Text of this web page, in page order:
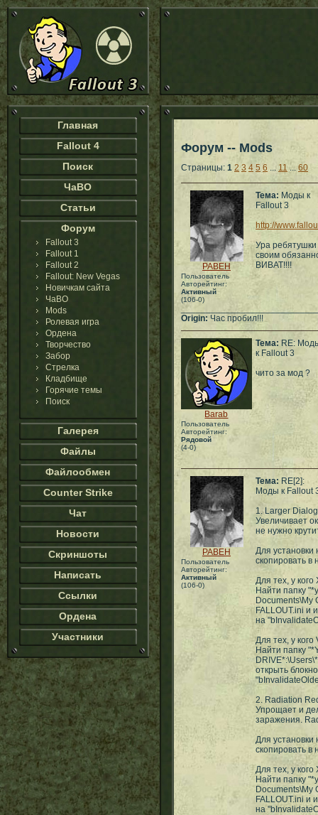
Главная
Fallout 4
Поиск
ЧаВО
Статьи
Форум
Fallout 3
Fallout 1
Fallout 2
Fallout: New Vegas
Новичкам сайта
ЧаВО
Mods
Ролевая игра
Ордена
Творчество
Забор
Стрелка
Кладбище
Горячие темы
Поиск
Галерея
Файлы
Файлообмен
Counter Strike
Чат
Новости
Скриншоты
Написать
Ссылки
Ордена
Участники
Форум -- Mods
Страницы: 1 2 3 4 5 6 ... 11 ...60
PABEH
Пользователь
Авторейтинг:
Активный
(106-0)
Тема: Моды к
Fallout 3
http://
Ура
своим
ВИВАТ!!!!
Origin: Час пробил!!!
Barab
Пользователь
Авторейтинг:
Рядовой
(4-0)
Тема: RE:
к Fallout 3
чито за мод ?
PABEH
Пользователь
Авторейтинг:
Активный
(106-0)
Тема: RE[2]:
Моды к Fallout
1. Larger
Увеличивает
не нужно
Для установки
скопировать
Для тех, у кого
Найти папку
Documents\My
FALLOUT.ini и
на
Для тех, у кого
Найти папку
открыть
2. Radiation
Упрощает и
заражения.
Для установки
скопировать
Для тех, у кого
Найти папку
Documents\My
FALLOUT.ini и
на